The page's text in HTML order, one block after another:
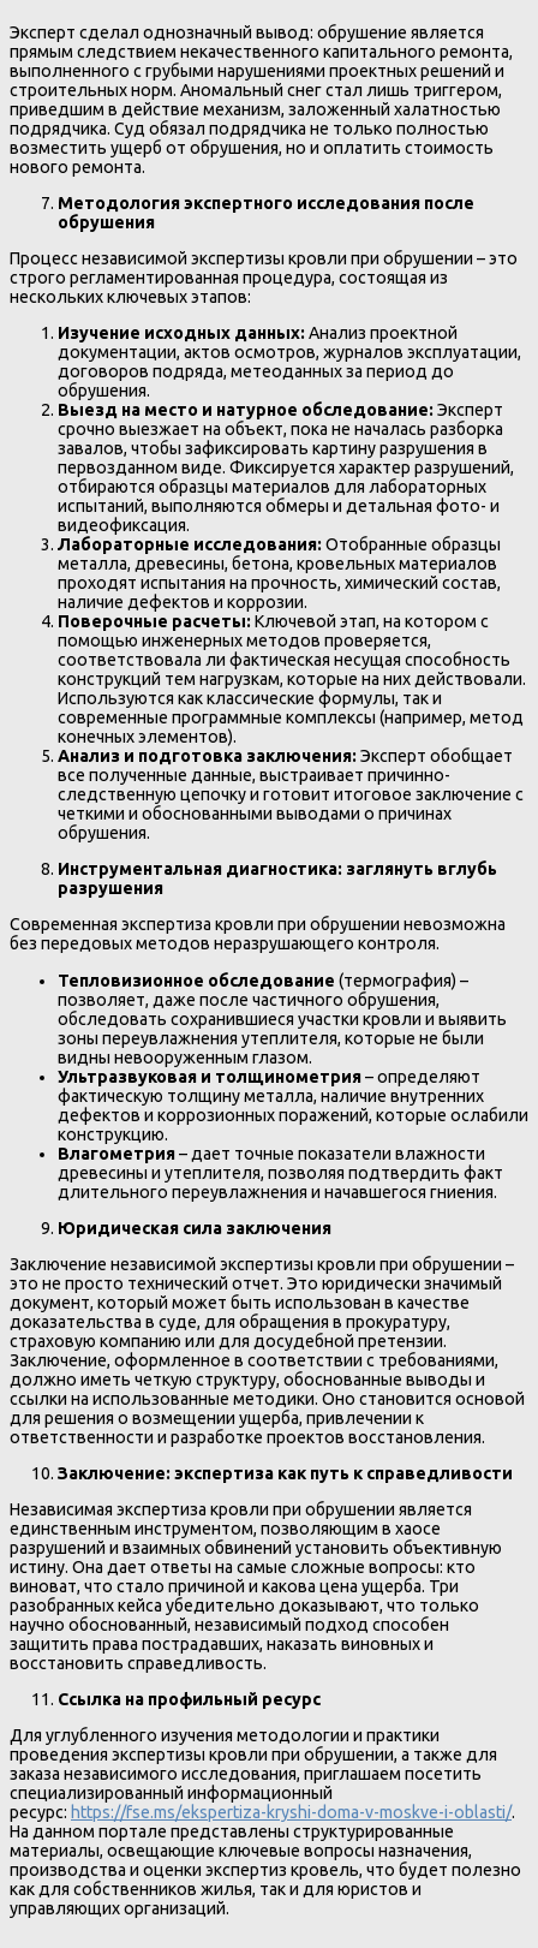
Эксперт сделал однозначный вывод: обрушение является
прямым следствием некачественного капитального ремонта,
выполненного с грубыми нарушениями проектных решений и
строительных норм. Аномальный снег стал лишь триггером,
приведшим в действие механизм, заложенный халатностью
подрядчика. Суд обязал подрядчика не только полностью
возместить ущерб от обрушения, но и оплатить стоимость
нового ремонта.
Методология экспертного исследования после
обрушения
Процесс независимой экспертизы кровли при обрушении – это
строго регламентированная процедура, состоящая из
нескольких ключевых этапов:
Изучение исходных данных:Анализ проектной
документации, актов осмотров, журналов эксплуатации,
договоров подряда, метеоданных за период до
обрушения.
Выезд на место и натурное обследование:Эксперт
срочно выезжает на объект, пока не началась разборка
завалов, чтобы зафиксировать картину разрушения в
первозданном виде. Фиксируется характер разрушений,
отбираются образцы материалов для лабораторных
испытаний, выполняются обмеры и детальная фото- и
видеофиксация.
Лабораторные исследования:Отобранные образцы
металла, древесины, бетона, кровельных материалов
проходят испытания на прочность, химический состав,
наличие дефектов и коррозии.
Поверочные расчеты:Ключевой этап, на котором с
помощью инженерных методов проверяется,
соответствовала ли фактическая несущая способность
конструкций тем нагрузкам, которые на них действовали.
Используются как классические формулы, так и
современные программные комплексы (например, метод
конечных элементов).
Анализ и подготовка заключения:Эксперт обобщает
все полученные данные, выстраивает причинно-
следственную цепочку и готовит итоговое заключение с
четкими и обоснованными выводами о причинах
обрушения.
Инструментальная диагностика: заглянуть вглубь
разрушения
Современная экспертиза кровли при обрушении невозможна
без передовых методов неразрушающего контроля.
Тепловизионное обследование (термография) –
позволяет, даже после частичного обрушения,
обследовать сохранившиеся участки кровли и выявить
зоны переувлажнения утеплителя, которые не были
видны невооруженным глазом.
Ультразвуковая и толщинометрия– определяют
фактическую толщину металла, наличие внутренних
дефектов и коррозионных поражений, которые ослабили
конструкцию.
Влагометрия– дает точные показатели влажности
древесины и утеплителя, позволяя подтвердить факт
длительного переувлажнения и начавшегося гниения.
Юридическая сила заключения
Заключение независимой экспертизы кровли при обрушении –
это не просто технический отчет. Это юридически значимый
документ, который может быть использован в качестве
доказательства в суде, для обращения в прокуратуру,
страховую компанию или для досудебной претензии.
Заключение, оформленное в соответствии с требованиями,
должно иметь четкую структуру, обоснованные выводы и
ссылки на использованные методики. Оно становится основой
для решения о возмещении ущерба, привлечении к
ответственности и разработке проектов восстановления.
Заключение: экспертиза как путь к справедливости
Независимая экспертиза кровли при обрушении является
единственным инструментом, позволяющим в хаосе
разрушений и взаимных обвинений установить объективную
истину. Она дает ответы на самые сложные вопросы: кто
виноват, что стало причиной и какова цена ущерба. Три
разобранных кейса убедительно доказывают, что только
научно обоснованный, независимый подход способен
защитить права пострадавших, наказать виновных и
восстановить справедливость.
Ссылка на профильный ресурс
Для углубленного изучения методологии и практики
проведения экспертизы кровли при обрушении, а также для
заказа независимого исследования, приглашаем посетить
специализированный информационный
ресурс: https://fse.ms/ekspertiza-kryshi-doma-v-moskve-i-oblasti/.
На данном портале представлены структурированные
материалы, освещающие ключевые вопросы назначения,
производства и оценки экспертиз кровель, что будет полезно
как для собственников жилья, так и для юристов и
управляющих организаций.